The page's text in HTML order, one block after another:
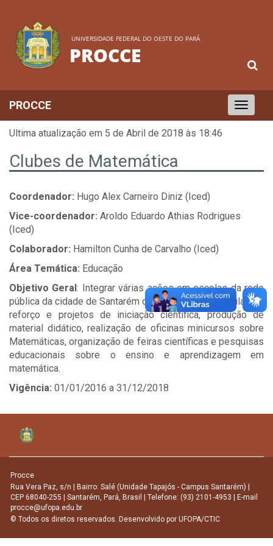
UNIVERSIDADE FEDERAL DO OESTE DO PARÁ
PROCCE
Toggle
navigation
PROCCE
Ultima atualização em 5 de Abril de 2018 às 18:46
Clubes de Matemática
Coordenador: Hugo Alex Carneiro Diniz (Iced)
Vice-coordenador: Aroldo Eduardo Athias Rodrigues
(Iced)
Colaborador: Hamilton Cunha de Carvalho (Iced)
Área Temática: Educação
Objetivo Geral: Integrar várias ações em escolas da rede
pública da cidade de Santarém como realização de aulas de
reforço e projetos de iniciação científica, produção de
material didático, realização de oficinas minicursos sobre
Matemáticas, organização de feiras científicas e pesquisas
educacionais sobre o ensino e aprendizagem em
matemática.
Vigência: 01/01/2016 a 31/12/2018
Procce
Rua Vera Paz, s/n | Bairro: Salé (Unidade Tapajós - Campus Santarém) |
CEP 68040-255 | Santarém, Pará, Brasil | Telefone: (93) 2101-4953 | E-mail
procce@ufopa.edu.br
© Todos os diretos reservados. Desenvolvido por UFOPA/CTIC